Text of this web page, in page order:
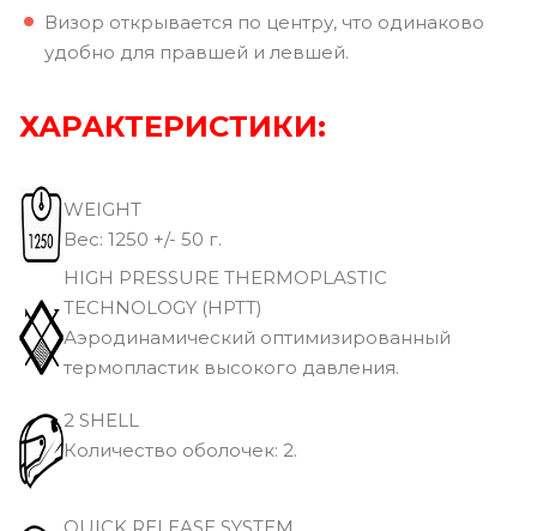
Визор открывается по центру, что одинаково
удобно для правшей и левшей.
ХАРАКТЕРИСТИКИ:
WEIGHT
Вec: 1250 +/- 50 г.
HIGH PRESSURE THERMOPLASTIC
TECHNOLOGY (HPTT)
Аэродинамический оптимизированный
термопластик высокого давления.
2 SHELL
Количество оболочек: 2.